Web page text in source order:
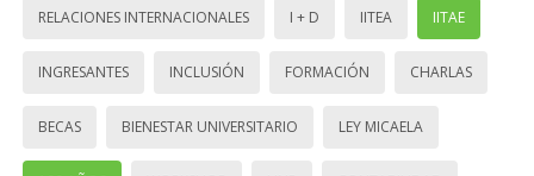
RELACIONES INTERNACIONALES I + D IITEA IITAE
INGRESANTES INCLUSIÓN FORMACIÓN CHARLAS
BECAS BIENESTAR UNIVERSITARIO LEY MICAELA